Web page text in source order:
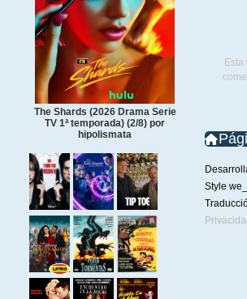
The Shards (2026 Drama Serie
TV 1ª temporada) (2/8) por
hipolismata
Style